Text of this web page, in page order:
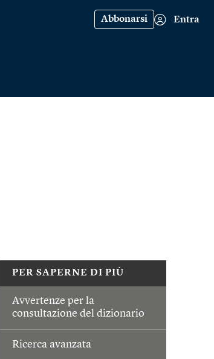
Abbonarsi Entra
PER SAPERNE DI PIÙ
Avvertenze per la
consultazione del dizionario
Ricerca avanzata